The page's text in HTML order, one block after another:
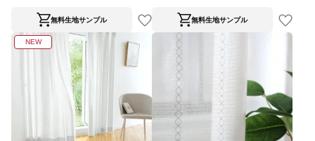
無料生地サンプル 無料生地サンプル
NEW